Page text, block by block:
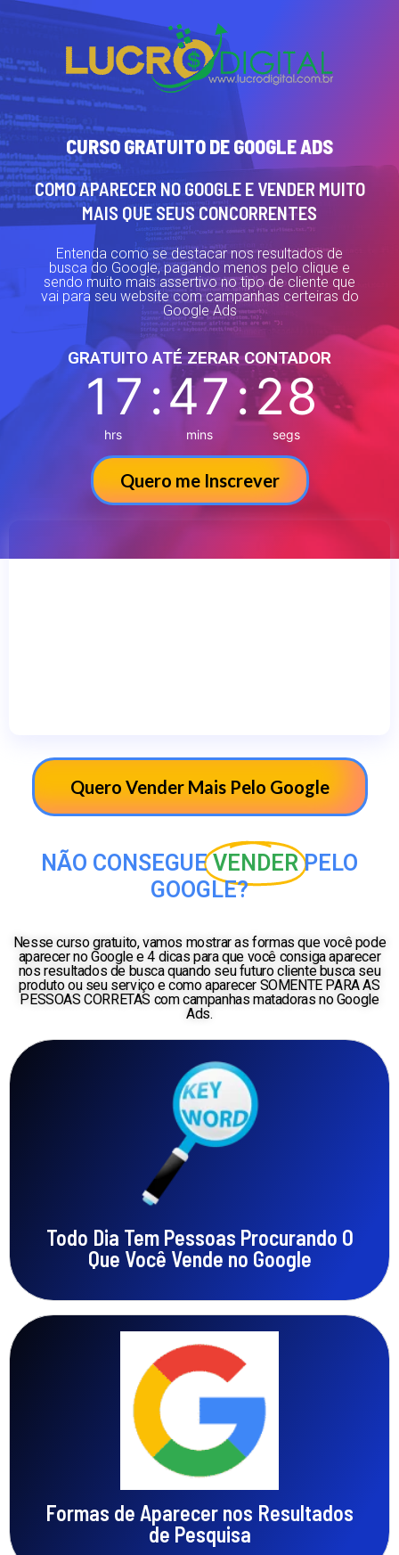
CURSO GRATUITO DE GOOGLE ADS
COMO APARECER NO GOOGLE E VENDER MUITO
MAIS QUE SEUS CONCORRENTES
Entenda como se destacar nos resultados de
busca do Google, pagando menos pelo clique e
sendo muito mais assertivo no tipo de cliente que
vai para seu website com campanhas certeiras do
Google Ads
GRATUITO ATÉ ZERAR CONTADOR
17
hrs
:47
mins
:28
segs
Quero me Inscrever
Funtionalcookies para visualizar o conteúdo.
Quero Vender Mais Pelo Google
NÃO CONSEGUE VENDER PELO
GOOGLE?
Nesse curso gratuito, vamos mostrar as formas que você pode
aparecer no Google e 4 dicas para que você consiga aparecer
nos resultados de busca quando seu futuro cliente busca seu
produto ou seu serviço e como aparecer SOMENTE PARA AS
PESSOAS CORRETAS com campanhas matadoras no Google
Ads.
Todo Dia Tem Pessoas Procurando O
Que Você Vende no Google
40 Minutos de Curso
Rápido e Direto ao Ponto
Formas de Aparecer nos Resultados
de Pesquisa
Google Ads ou SEO?
Entenda por onde começar